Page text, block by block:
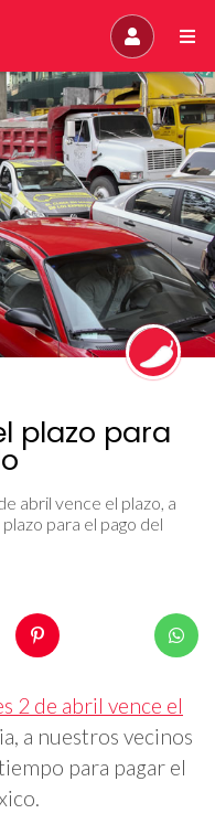
plazo para
abril vence el plazo, a
para el pago del
2 de abril vence el
a nuestros vecinos
para pagar el